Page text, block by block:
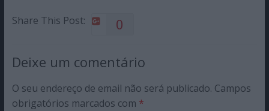
Share This Post: 0
Deixe um comentário
O seu endereço de email não será publicado. Campos
obrigatórios marcados com *